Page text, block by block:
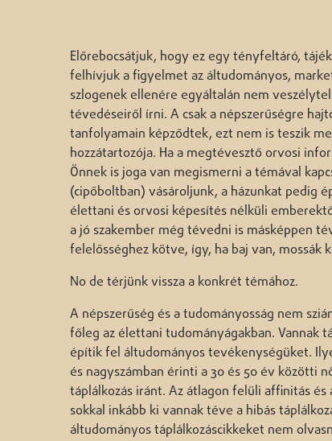
Előrebocsátjuk, hogy ez egy tényfeltáró,
felhívjuk a figyelmet az áltudományos,
szlogenek ellenére egyáltalán nem
tévedéseiről írni. A csak a népszerűségre
tanfolyamain képződtek, ezt nem is teszik
hozzátartozója. Ha a megtévesztő orvosi
Önnek is joga van megismerni a témával
(cipőboltban) vásároljunk, a házunkat pedig
élettani és orvosi képesítés nélküli
a jó szakember még tévedni is másképpen
felelősséghez kötve, így, ha baj van, mossák
No de térjünk vissza a konkrét témához.
A népszerűség és a tudományosság nem
főleg az élettani tudományágakban. Vannak
építik fel áltudományos tevékenységüket.
és nagyszámban érinti a 30 és 50 év közötti
táplálkozás iránt. Az átlagon felüli affinitás
sokkal inkább ki vannak téve a hibás
áltudományos táplálkozáscikkeket nem